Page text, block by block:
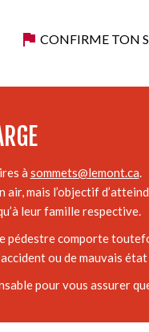
CONFIRME TON
plusieurs points de
à sommets@lemont.ca.
mais l’objectif
leur famille respective.
pédestre comporte
ou de mauvais
pour vous assurer